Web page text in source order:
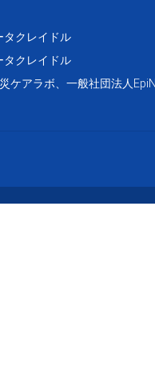
タクレイドル
タクレイドル
ケアラボ、一般社団法人